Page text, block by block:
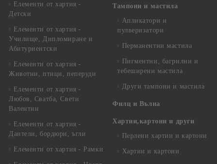
Елементи от хартия -
Детски
Елементи от хартия -
Училище, Дипломиране и
Абитуриентски
Елементи от хартия -
Животни, птици, пеперуди
Елементи от хартия -
Любов, Сватба, Свети
Валентин
Елементи от хартия -
Дантели, бордюри, ъгли
Елементи от хартия - Рамки
Тампони и мастила
Апликатори и
пулверизатори
Перманентни мастила
Пигментни, багрилни и
тебеширени мастила
Други тампони и мастила
Филц и Вълна
Хартии,картони и други
Перлени хартии и картони
Хартии и картони